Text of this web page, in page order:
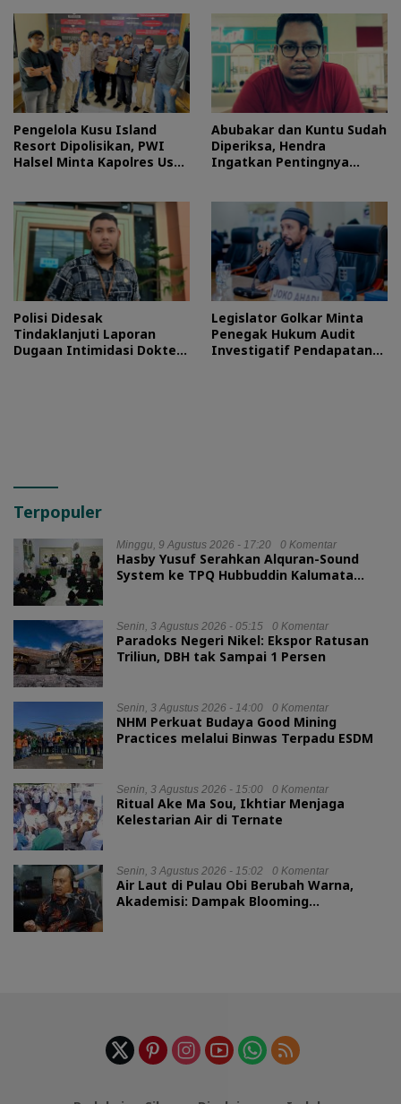
Pengelola Kusu Island
Resort Dipolisikan, PWI
Halsel Minta Kapolres Usut
Abubakar dan Kuntu Sudah
Diperiksa, Hendra
Ingatkan Pentingnya
Polisi Didesak
Tindaklanjuti Laporan
Dugaan Intimidasi Dokter
Legislator Golkar Minta
Penegak Hukum Audit
Investigatif Pendapatan
Terpopuler
Minggu, 9 Agustus 2026 - 17:20 0 Komentar
Hasby Yusuf Serahkan Alquran-Sound
System ke TPQ Hubbuddin Kalumata
Senin, 3 Agustus 2026 - 05:15 0 Komentar
Paradoks Negeri Nikel: Ekspor Ratusan
Triliun, DBH tak Sampai 1 Persen
Senin, 3 Agustus 2026 - 14:00 0 Komentar
NHM Perkuat Budaya Good Mining
Practices melalui Binwas Terpadu ESDM
Senin, 3 Agustus 2026 - 15:00 0 Komentar
Ritual Ake Ma Sou, Ikhtiar Menjaga
Kelestarian Air di Ternate
Senin, 3 Agustus 2026 - 15:02 0 Komentar
Air Laut di Pulau Obi Berubah Warna,
Akademisi: Dampak Blooming